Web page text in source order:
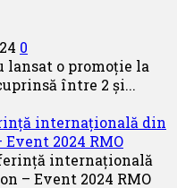
0
lansat o promoție la
între 2 și...
internațională din
2024 RMO